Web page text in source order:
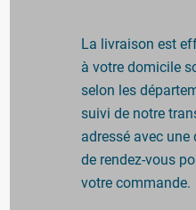
La livraison est
à votre domicile
selon les
suivi de notre
adressé avec
de rendez-vous
votre commande.